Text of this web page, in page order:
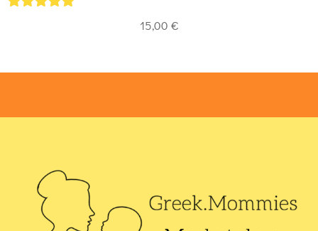
15,00 €